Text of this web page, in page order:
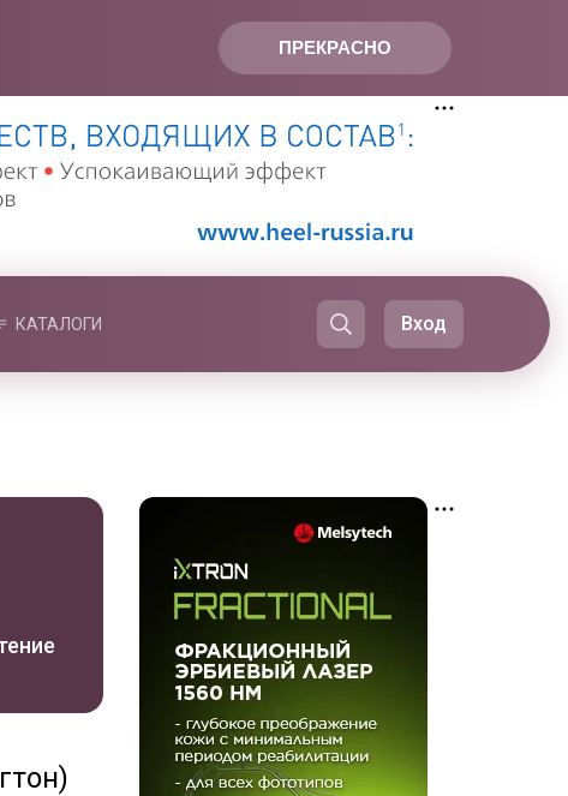
ПРЕКРАСНО
КАТАЛОГИ Вход